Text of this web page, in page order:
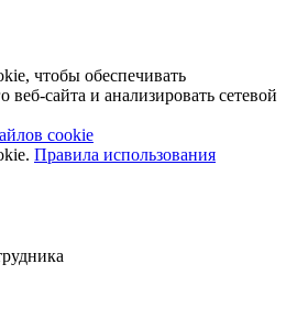
чтобы обеспечивать
сайта и анализировать сетевой
cookie
Правила использования